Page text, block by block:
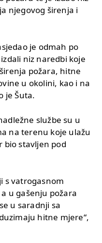
njegovog širenja i
je odmah po
niz naredbi koje
požara, hitne
u okolini, kao i na
je Šuta.
službe su u
na terenu koje ulažu
bio stavljen pod
s vatrogasnom
u gašenju požara
u saradnji sa
hitne mjere“,